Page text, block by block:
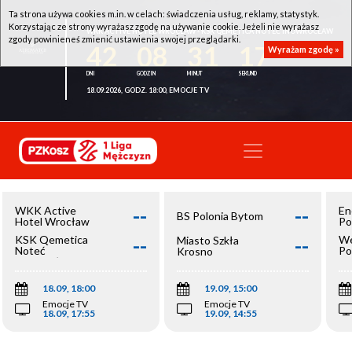
WKK ACTIVE HOTEL WROCŁAW - KSK QEMETICA NOTEĆ INOWROCŁAW
17
18.09.2026, GODZ. 18:00, EMOCJE TV
WKK Active
Hotel Wrocław
--
KSK Qemetica
Noteć
Inowrocław
--
18.09, 18:00
Emocje TV
18.09, 17:55
BS Polonia Bytom --
Miasto Szkła
Krosno
--
19.09, 15:00
Emocje TV
19.09, 14:55
Ta strona używa cookies m.in. w celach: świadczenia usług, reklamy, statystyk.
Korzystając ze strony wyrażasz zgodę na używanie cookie. Jeżeli nie wyrażasz
zgody powinieneś zmienić ustawienia swojej przeglądarki.
Wyrażam zgodę »